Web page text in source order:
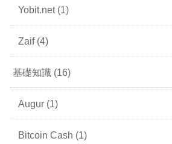
Yobit.net (1)
Zaif (4)
基礎知識 (16)
Augur (1)
Bitcoin Cash (1)